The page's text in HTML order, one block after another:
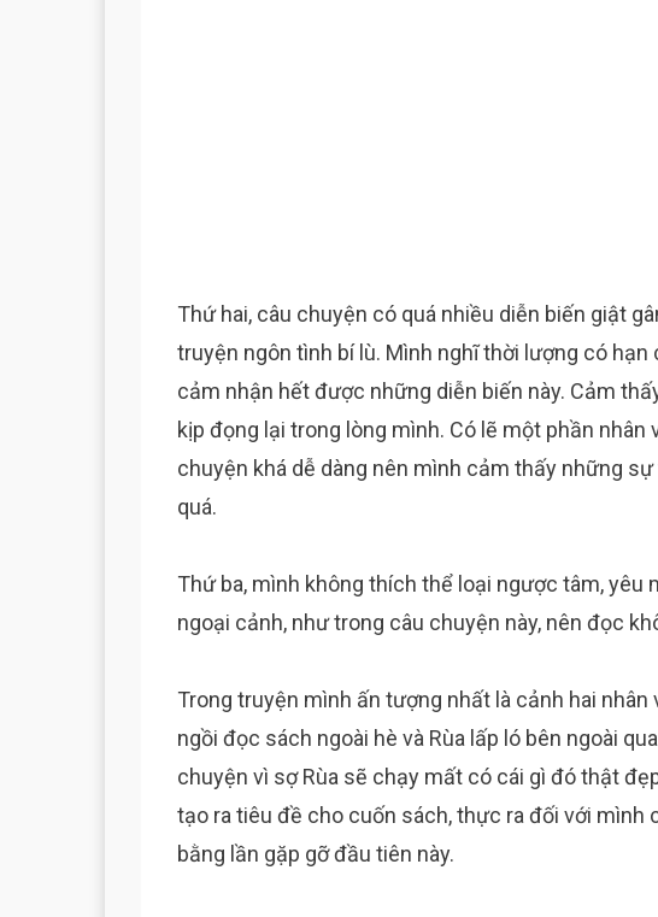
Thứ hai, câu chuyện có quá nhiều diễn biến giật
truyện ngôn tình bí lù. Mình nghĩ thời lượng có
cảm nhận hết được những diễn biến này. Cảm
kịp đọng lại trong lòng mình. Có lẽ một phần nhân
chuyện khá dễ dàng nên mình cảm thấy những
quá.
Thứ ba, mình không thích thể loại ngược tâm, yêu
ngoại cảnh, như trong câu chuyện này, nên đọc
Trong truyện mình ấn tượng nhất là cảnh hai
ngồi đọc sách ngoài hè và Rùa lấp ló bên ngoài
chuyện vì sợ Rùa sẽ chạy mất có cái gì đó thật
tạo ra tiêu đề cho cuốn sách, thực ra đối với mình
bằng lần gặp gỡ đầu tiên này.